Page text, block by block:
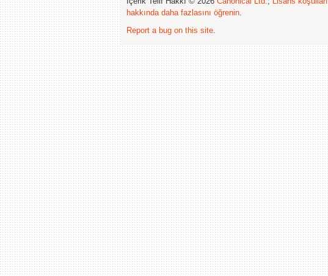
hakkında daha fazlasını öğrenin.
Report a bug on this site.